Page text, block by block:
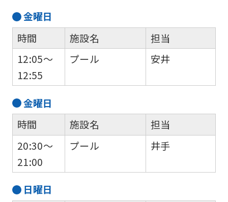
金曜日
時間
12:05～
12:55
施設名
プール
担当
安井
金曜日
時間
20:30～
21:00
施設名
プール
担当
井手
日曜日